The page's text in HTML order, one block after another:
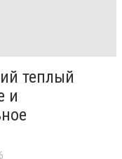
теплый
и